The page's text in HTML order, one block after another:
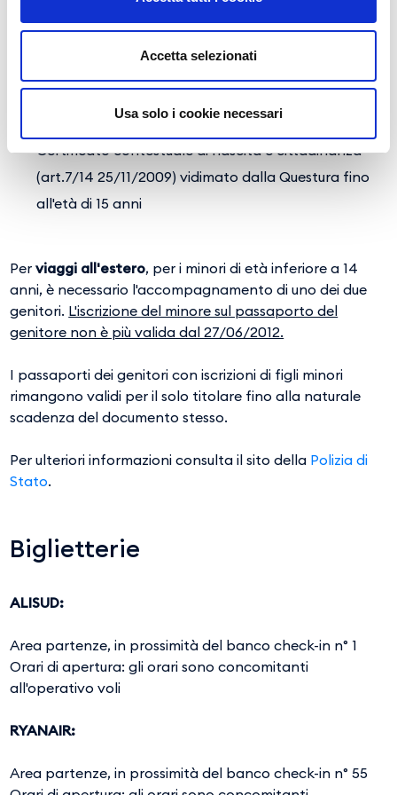
Accetta selezionati
Usa solo i cookie necessari
Il minore può viaggiare con:
Certificato contestuale di nascita e cittadinanza
(art.7/14 25/11/2009) vidimato dalla Questura fino
all'età di 15 anni
Perviaggi all'estero, per i minori di età inferiore a 14
anni, è necessario l'accompagnamento di uno dei due
genitori. L'iscrizione del minore sul passaporto del
genitore non è più valida dal 27/06/2012.
I passaporti dei genitori con iscrizioni di figli minori
rimangono validi per il solo titolare fino alla naturale
scadenza del documento stesso.
Per ulteriori informazioni consulta il sito della Polizia di
Stato.
Biglietterie
ALISUD:
Area partenze, in prossimità del banco check-in n° 1
Orari di apertura: gli orari sono concomitanti
all'operativo voli
RYANAIR:
Area partenze, in prossimità del banco check-in n° 55